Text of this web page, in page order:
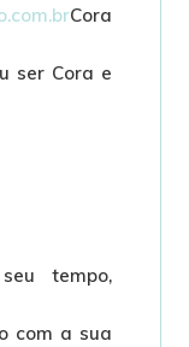
Cora
ser Cora e
tempo,
com a sua